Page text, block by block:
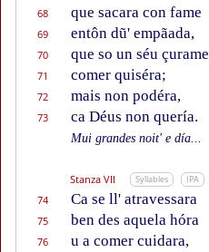
68 que sacara con fame
69
entôn dũ' empãada,
70
que so un séu çurame
71
comer quiséra;
72
mais non podéra,
73
ca Déus non quería.
Mui grandes noit' e día...
Stanza VII Syllables IPA
74 Ca se ll' atravessara
75
ben des aquela hóra
76
u a comer cuidara,